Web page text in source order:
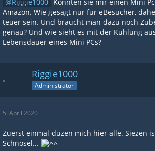
Amazon. Wie gesagt nur für eBesucher,
teuer sein. Und braucht man dazu noch
genau? Und wie sieht es mit der Kühlung
Lebensdauer eines Mini PCs?
Riggie1000
Administrator
5. April 2020
Zuerst einmal duzen mich hier alle. Siezen
Schnösel...